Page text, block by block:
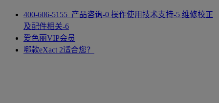
400-606-5155 产品咨询-0 操作使用技术支持-5 维修校正
及配件相关-6
爱色丽VIP会员
哪款eXact 2适合您？